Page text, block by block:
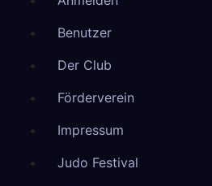
Benutzer
Der Club
Förderverein
Impressum
Judo Festival